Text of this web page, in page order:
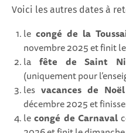
Voici les autres dates à
le congé de la
novembre 2025 et finit
la fête de Saint
(uniquement pour
les vacances de Noël
décembre 2025 et
lecongé de Carnaval